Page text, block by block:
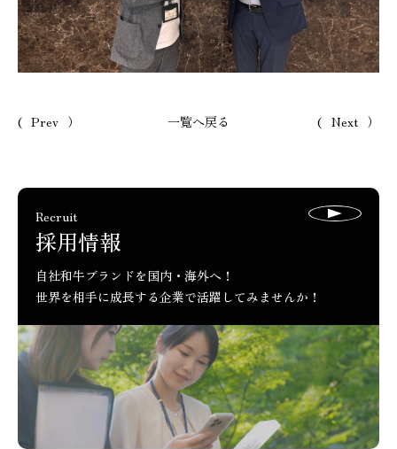
ページ送り
一覧へ戻る
Prev Next
Recruit
採用情報
自社和牛ブランドを国内・海外へ！
世界を相手に成長する企業で活躍してみませんか！